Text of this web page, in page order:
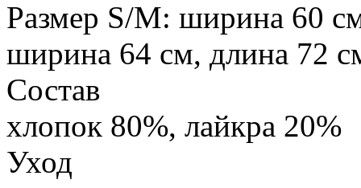
Размер S/M: ширина 60
ширина 64 см, длина 72
Состав
хлопок 80%, лайкра 20%
Уход